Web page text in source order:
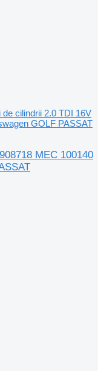
de cilindrii 2.0 TDI 16V
GOLF PASSAT
MEC 100140